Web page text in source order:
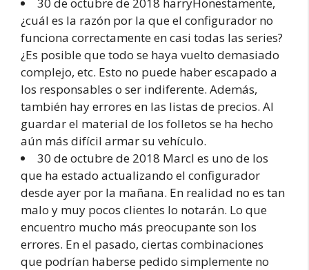
¿cuál es la razón por la que el configurador no
funciona correctamente en casi todas las series?
¿Es posible que todo se haya vuelto demasiado
complejo, etc. Esto no puede haber escapado a
los responsables o ser indiferente. Además,
también hay errores en las listas de precios. Al
guardar el material de los folletos se ha hecho
aún más difícil armar su vehículo.
30 de octubre de 2018 MarcI es uno de los
que ha estado actualizando el configurador
desde ayer por la mañana. En realidad no es tan
malo y muy pocos clientes lo notarán. Lo que
encuentro mucho más preocupante son los
errores. En el pasado, ciertas combinaciones
que podrían haberse pedido simplemente no